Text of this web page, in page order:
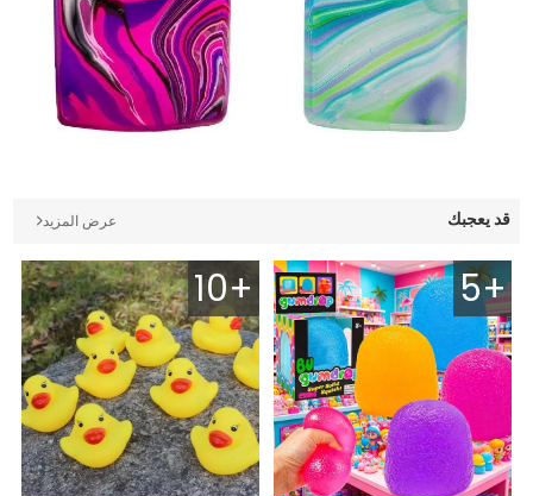
قد يعجبك عرض المزيد
5+
10+